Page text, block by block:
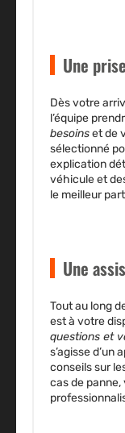
Une
Dès votre
l’équipe
besoinset de
sélectionné
explication
véhicule et
le meilleur
Une
Tout au long
est à votre
questions et
s’agisse d’un
conseils sur
cas de